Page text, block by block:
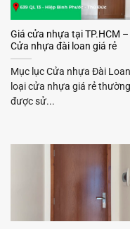
Giá cửa nhựa tại TP.HCM –
Cửa nhựa đài loan giá rẻ
Mục lục Cửa nhựa Đài
loại cửa nhựa giá rẻ thường
được sử...